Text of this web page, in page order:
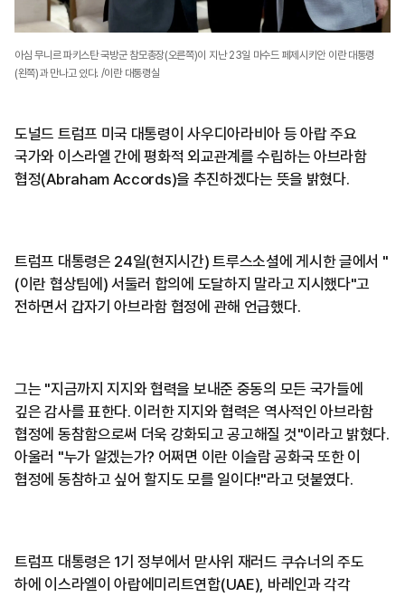
아심 무니르 파키스탄 국방군 참모총장(오른쪽)이 지난 23일 마수드 페제시키안 이란 대통령
(왼쪽)과 만나고 있다. /이란 대통령실
도널드 트럼프 미국 대통령이 사우디아라비아 등 아랍 주요
국가와 이스라엘 간에 평화적 외교관계를 수립하는 아브라함
협정(Abraham Accords)을 추진하겠다는 뜻을 밝혔다.
트럼프 대통령은 24일(현지시간) 트루스소셜에 게시한 글에서 "
(이란 협상팀에) 서둘러 합의에 도달하지 말라고 지시했다"고
전하면서 갑자기 아브라함 협정에 관해 언급했다.
그는 "지금까지 지지와 협력을 보내준 중동의 모든 국가들에
깊은 감사를 표한다. 이러한 지지와 협력은 역사적인 아브라함
협정에 동참함으로써 더욱 강화되고 공고해질 것"이라고 밝혔다.
아울러 "누가 알겠는가? 어쩌면 이란 이슬람 공화국 또한 이
협정에 동참하고 싶어 할지도 모를 일이다!"라고 덧붙였다.
트럼프 대통령은 1기 정부에서 맏사위 재러드 쿠슈너의 주도
하에 이스라엘이 아랍에미리트연합(UAE), 바레인과 각각